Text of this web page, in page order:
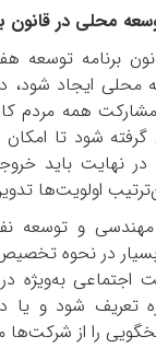
محلی در قانون
برنامه توسعه
ایجاد شود،
همه مردم
شود تا امکان
در نهایت باید
اولویت‌ها
و توسعه
در نحوه
اجتماعی به‌ویژه
تعریف شود و یا
را از شرکت‌ها